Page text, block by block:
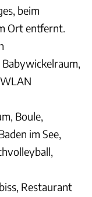
beim
Ort entfernt.
Boule,
im See,
Restaurant